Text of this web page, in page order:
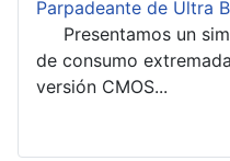
Parpadeante de Ultra
Presentamos un
de consumo
versión CMOS...